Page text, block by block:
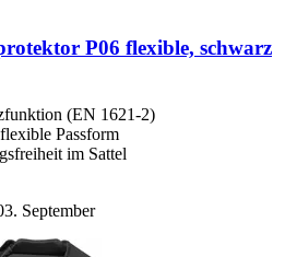
P06 flexible, schwarz
(EN 1621-2)
Passform
im Sattel
September